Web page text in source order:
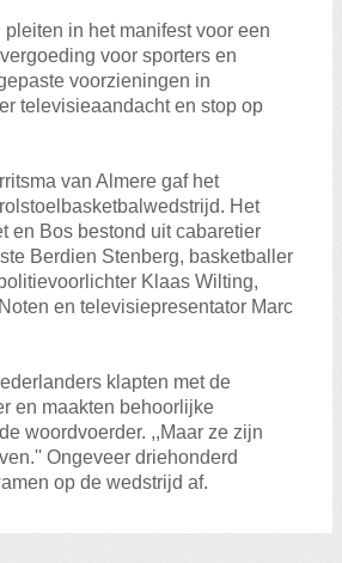
in het manifest voor een
voor sporters en
voorzieningen in
televisieaandacht en stop op
van Almere gaf het
Het
en Bos bestond uit cabaretier
Berdien Stenberg, basketballer
Klaas Wilting,
en televisiepresentator Marc
klapten met de
en maakten behoorlijke
woordvoerder. ,,Maar ze zijn
Ongeveer driehonderd
op de wedstrijd af.